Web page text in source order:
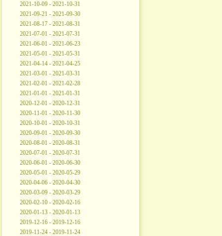
2021-10-09 - 2021-10-31
2021-09-21 - 2021-09-30
2021-08-17 - 2021-08-31
2021-07-01 - 2021-07-31
2021-06-01 - 2021-06-23
2021-05-01 - 2021-05-31
2021-04-14 - 2021-04-25
2021-03-01 - 2021-03-31
2021-02-01 - 2021-02-28
2021-01-01 - 2021-01-31
2020-12-01 - 2020-12-31
2020-11-01 - 2020-11-30
2020-10-01 - 2020-10-31
2020-09-01 - 2020-09-30
2020-08-01 - 2020-08-31
2020-07-01 - 2020-07-31
2020-06-01 - 2020-06-30
2020-05-01 - 2020-05-29
2020-04-06 - 2020-04-30
2020-03-09 - 2020-03-29
2020-02-10 - 2020-02-16
2020-01-13 - 2020-01-13
2019-12-16 - 2019-12-16
2019-11-24 - 2019-11-24